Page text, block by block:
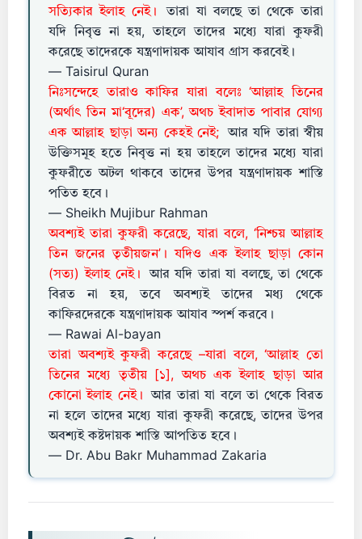
সত্যিকার ইলাহ নেই।
তারা যা বলছে তা থেকে তারা
যদি নিবৃত্ত না হয়, তাহলে তাদের মধ্যে যারা কুফরী
করেছে তাদেরকে যন্ত্রণাদায়ক আযাব গ্রাস করবেই।
— Taisirul Quran
নিঃসন্দেহে তারাও কাফির যারা বলেঃ ‘আল্লাহ তিনের
(অর্থাৎ তিন মা‘বূদের) এক’, অথচ ইবাদাত পাবার যোগ্য
এক আল্লাহ ছাড়া অন্য কেহই নেই;
আর যদি তারা স্বীয়
উক্তিসমূহ হতে নিবৃত্ত না হয় তাহলে তাদের মধ্যে যারা
কুফরীতে অটল থাকবে তাদের উপর যন্ত্রণাদায়ক শাস্তি
পতিত হবে।
— Sheikh Mujibur Rahman
অবশ্যই তারা কুফরী করেছে, যারা বলে, ‘নিশ্চয় আল্লাহ
তিন জনের তৃতীয়জন’। যদিও এক ইলাহ ছাড়া কোন
(সত্য) ইলাহ নেই।
আর যদি তারা যা বলছে, তা থেকে
বিরত না হয়, তবে অবশ্যই তাদের মধ্য থেকে
কাফিরদেরকে যন্ত্রণাদায়ক আযাব স্পর্শ করবে।
— Rawai Al-bayan
তারা অবশ্যই কুফরী করেছে –যারা বলে, ‘আল্লাহ তো
তিনের মধ্যে তৃতীয় [১], অথচ এক ইলাহ ছাড়া আর
কোনো ইলাহ নেই।
আর তারা যা বলে তা থেকে বিরত
না হলে তাদের মধ্যে যারা কুফরী করেছে, তাদের উপর
অবশ্যই কষ্টদায়ক শাস্তি আপতিত হবে।
— Dr. Abu Bakr Muhammad Zakaria